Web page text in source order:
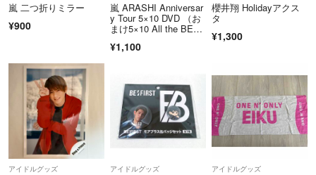
嵐 二つ折りミラー
¥900
嵐 ARASHI Anniversar
y Tour 5×10 DVD （お
まけ5×10 All the BES
¥1,100
櫻井翔 Holidayアクス
タ
¥1,300
アイドルグッズ アイドルグッズ アイドルグッズ